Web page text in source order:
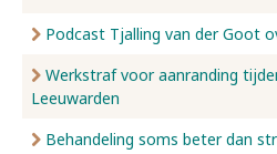
Podcast Tjalling van der Goot
Werkstraf voor aanranding
Leeuwarden
Behandeling soms beter dan